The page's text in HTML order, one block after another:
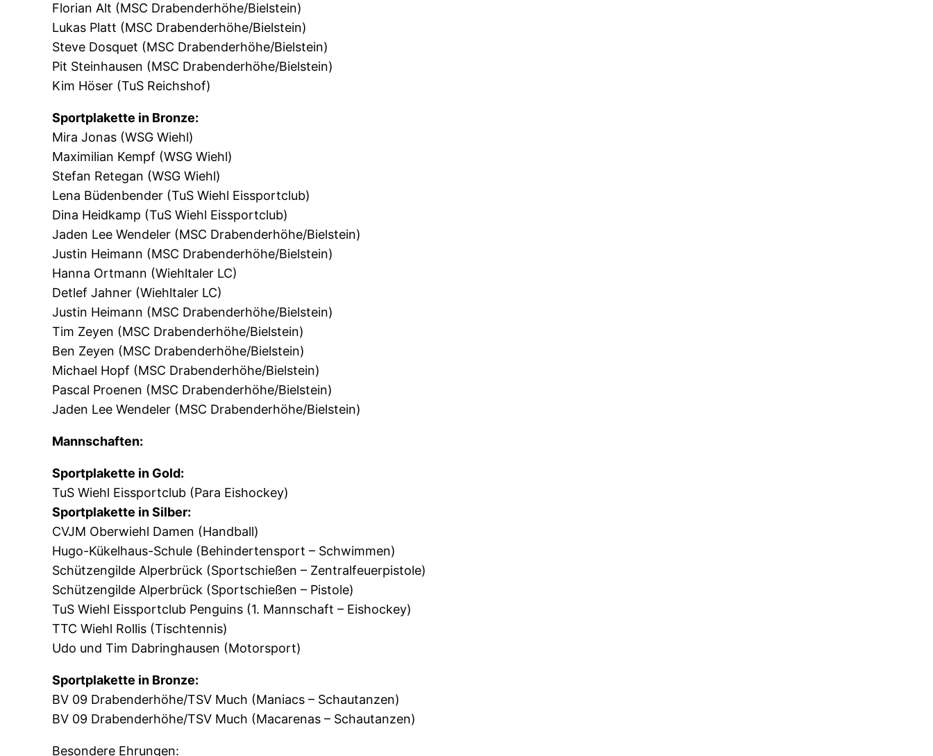
Florian Alt (MSC Drabenderhöhe/Bielstein)
Lukas Platt (MSC Drabenderhöhe/Bielstein)
Steve Dosquet (MSC Drabenderhöhe/Bielstein)
Pit Steinhausen (MSC Drabenderhöhe/Bielstein)
Kim Höser (TuS Reichshof)
Sportplakette in Bronze:
Mira Jonas (WSG Wiehl)
Maximilian Kempf (WSG Wiehl)
Stefan Retegan (WSG Wiehl)
Lena Büdenbender (TuS Wiehl Eissportclub)
Dina Heidkamp (TuS Wiehl Eissportclub)
Jaden Lee Wendeler (MSC Drabenderhöhe/Bielstein)
Justin Heimann (MSC Drabenderhöhe/Bielstein)
Hanna Ortmann (Wiehltaler LC)
Detlef Jahner (Wiehltaler LC)
Justin Heimann (MSC Drabenderhöhe/Bielstein)
Tim Zeyen (MSC Drabenderhöhe/Bielstein)
Ben Zeyen (MSC Drabenderhöhe/Bielstein)
Michael Hopf (MSC Drabenderhöhe/Bielstein)
Pascal Proenen (MSC Drabenderhöhe/Bielstein)
Jaden Lee Wendeler (MSC Drabenderhöhe/Bielstein)
Mannschaften:
Sportplakette in Gold:
TuS Wiehl Eissportclub (Para Eishockey)
Sportplakette in Silber:
CVJM Oberwiehl Damen (Handball)
Hugo-Kükelhaus-Schule (Behindertensport – Schwimmen)
Schützengilde Alperbrück (Sportschießen – Zentralfeuerpistole)
Schützengilde Alperbrück (Sportschießen – Pistole)
TuS Wiehl Eissportclub Penguins (1. Mannschaft – Eishockey)
TTC Wiehl Rollis (Tischtennis)
Udo und Tim Dabringhausen (Motorsport)
Sportplakette in Bronze:
BV 09 Drabenderhöhe/TSV Much (Maniacs – Schautanzen)
BV 09 Drabenderhöhe/TSV Much (Macarenas – Schautanzen)
Besondere Ehrungen: